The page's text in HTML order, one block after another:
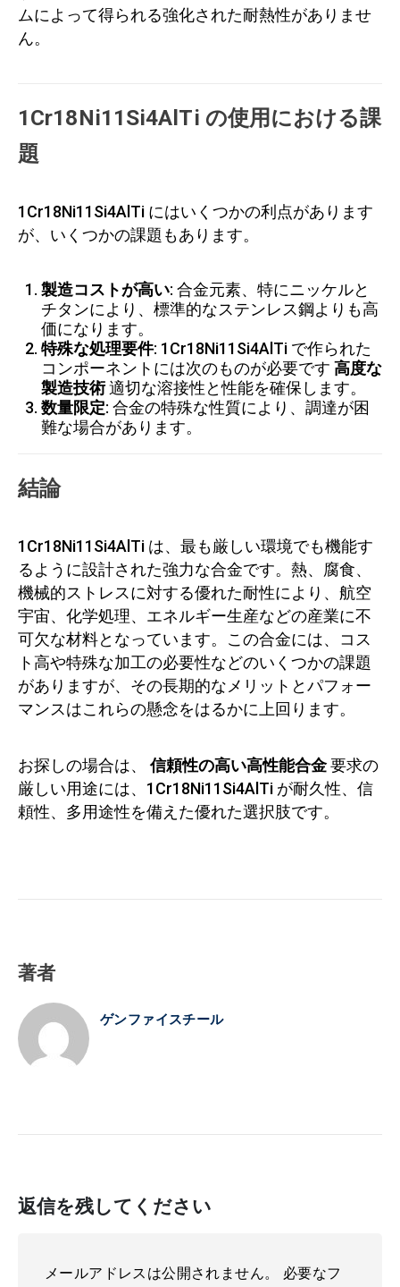
ムによって得られる強化された耐熱性がありませ
ん。
1Cr18Ni11Si4AlTi の使用における課
題
1Cr18Ni11Si4AlTi にはいくつかの利点があります
が、いくつかの課題もあります。
製造コストが高い: 合金元素、特にニッケルと
チタンにより、標準的なステンレス鋼よりも高
価になります。
特殊な処理要件: 1Cr18Ni11Si4AlTi で作られた
コンポーネントには次のものが必要です 高度な
製造技術適切な溶接性と性能を確保します。
数量限定: 合金の特殊な性質により、調達が困
難な場合があります。
結論
1Cr18Ni11Si4AlTi は、最も厳しい環境でも機能す
るように設計された強力な合金です。熱、腐食、
機械的ストレスに対する優れた耐性により、航空
宇宙、化学処理、エネルギー生産などの産業に不
可欠な材料となっています。この合金には、コス
ト高や特殊な加工の必要性などのいくつかの課題
がありますが、その長期的なメリットとパフォー
マンスはこれらの懸念をはるかに上回ります。
お探しの場合は、 信頼性の高い高性能合金要求の
厳しい用途には、1Cr18Ni11Si4AlTi が耐久性、信
頼性、多用途性を備えた優れた選択肢です。
著者
ゲンファイスチール
返信を残してください
メールアドレスは公開されません。
必要なフ